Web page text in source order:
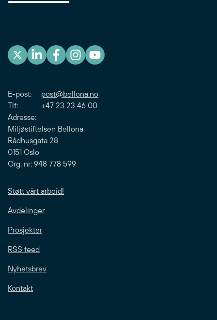
E-post: post@bellona.no
Tlf: +47 23 23 46 00
Adresse:
Miljøstiftelsen Bellona
Rådhusgata 28
0151 Oslo
Org. nr: 948 778 599
Støtt vårt arbeid!
Avdelinger
Prosjekter
RSS feed
Nyhetsbrev
Kontakt